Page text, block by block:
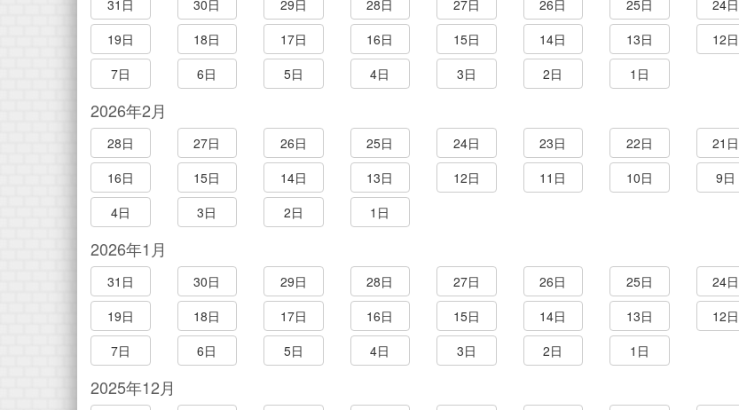
31日 30日 29日 28日 27日 26日 25日 24日
19日
18日 17日 16日 15日 14日 13日 12日
7日
6日 5日 4日 3日 2日 1日
2026年2月
28日 27日 26日 25日 24日 23日 22日 21日
16日
15日 14日 13日 12日 11日 10日 9日
4日
3日 2日 1日
2026年1月
31日 30日 29日 28日 27日 26日 25日 24日
19日
18日 17日 16日 15日 14日 13日 12日
7日
6日 5日 4日 3日 2日 1日
2025年12月